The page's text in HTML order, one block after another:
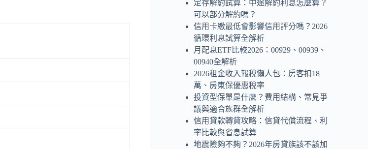
定存解約試算：中途解約利息怎麼算？
可以部分解約嗎？
信用卡繳最低會影響信用評分嗎？2026
循環利息試算全解析
月配息ETF比較2026：00929、00939、
00940全解析
2026租金收入報稅懶人包：房客扣18
萬、房東保優惠稅率
投資型保單是什麼？費用結構、常見爭
議與適合族群全解析
信用貸款轉貸攻略：信貸代償流程、利
率比較與省息試算
地震險夠不夠？2026年房貸族該不該加